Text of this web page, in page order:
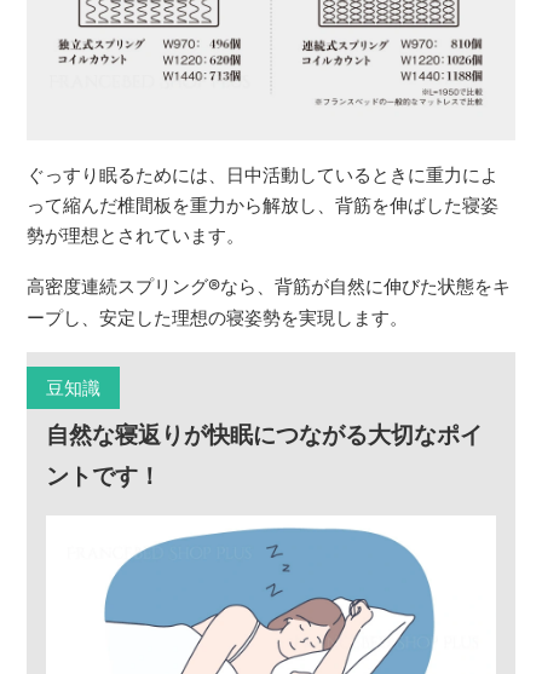
ぐっすり眠るためには、日中活動しているときに重力によ
って縮んだ椎間板を重力から解放し、背筋を伸ばした寝姿
勢が理想とされています。
高密度連続スプリング®なら、背筋が自然に伸びた状態をキ
ープし、安定した理想の寝姿勢を実現します。
豆知識
自然な寝返りが快眠につながる大切なポイ
ントです！